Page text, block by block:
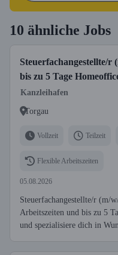
10 ähnliche Jobs
Steuerfachangestellte/r
bis zu 5 Tage
Kanzleihafen
Torgau
Vollzeit Teilzeit
Flexible Arbeitszeiten
05.08.2026
Steuerfachangestellte/r (m/
Arbeitszeiten und bis zu 5
und spezialisiere dich in